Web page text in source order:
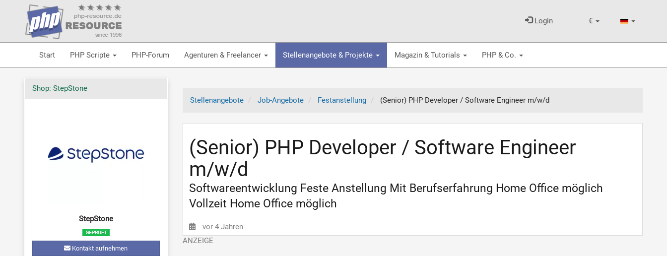
€
Login
Start PHP Scripte PHP-Forum Agenturen & Freelancer Stellenangebote & Projekte Magazin & Tutorials PHP & Co.
Stellenangebote Job-Angebote Festanstellung (Senior) PHP Developer / Software Engineer m/w/d
(Senior) PHP Developer / Software Engineer
m/w/d
Softwareentwicklung Feste Anstellung Mit Berufserfahrung Home Office möglich
Vollzeit Home Office möglich
vor 4 Jahren
Shop: StepStone
StepStone
Kontakt aufnehmen